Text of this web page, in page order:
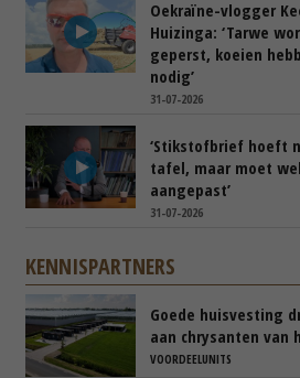
Oekraïne-vlogger
Huizinga: ‘Tarwe
geperst, koeien
nodig’
31-07-2026
‘Stikstofbrief hoeft
tafel, maar moet
aangepast’
31-07-2026
KENNISPARTNERS
Goede huisvesting
aan chrysanten van
kwaliteit
VOORDEELUNITS